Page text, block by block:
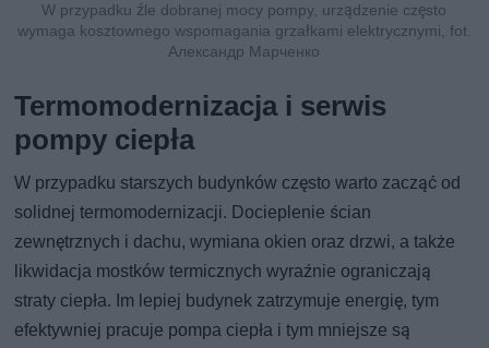
W przypadku źle dobranej mocy pompy, urządzenie często
wymaga kosztownego wspomagania grzałkami elektrycznymi, fot.
Александр Марченко
Termomodernizacja i serwis
pompy ciepła
W przypadku starszych budynków często warto zacząć od
solidnej termomodernizacji. Docieplenie ścian
zewnętrznych i dachu, wymiana okien oraz drzwi, a także
likwidacja mostków termicznych wyraźnie ograniczają
straty ciepła. Im lepiej budynek zatrzymuje energię, tym
efektywniej pracuje pompa ciepła i tym mniejsze są